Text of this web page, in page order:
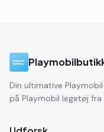
Din ultimative
på Playmobil legetøj fra